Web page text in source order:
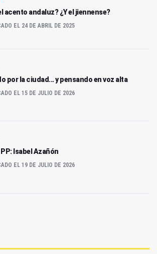
acento andaluz? ¿Y el jiennense?
EL 24 DE ABRIL DE 2025
por la ciudad... y pensando en voz alta
EL 15 DE JULIO DE 2026
PP: Isabel Azañón
EL 19 DE JULIO DE 2026